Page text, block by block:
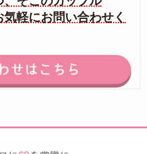
軽にお問い合わせく